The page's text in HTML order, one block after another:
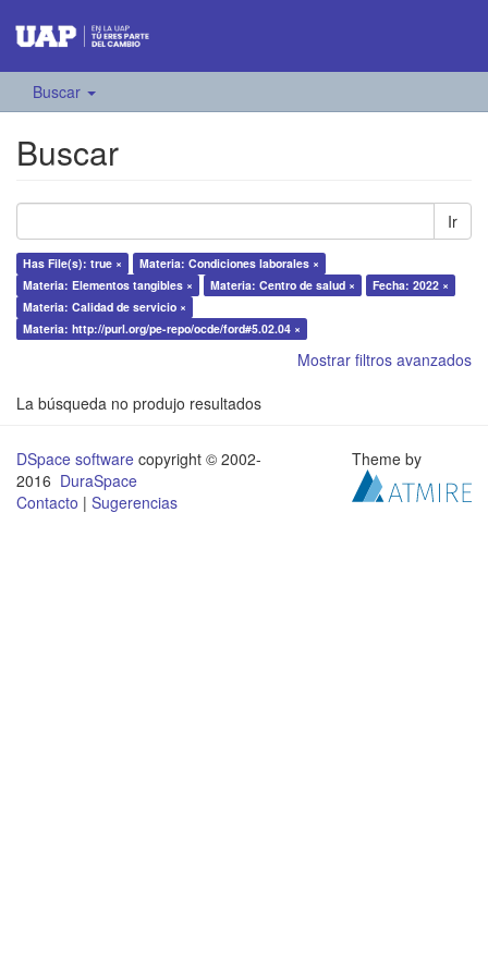
Buscar
Buscar
Ir
Has File(s): true ×
Materia: Condiciones laborales ×
Materia: Elementos tangibles ×
Materia: Centro de salud ×
Fecha: 2022 ×
Materia: Calidad de servicio ×
Materia: http://purl.org/pe-repo/ocde/ford#5.02.04 ×
Mostrar filtros avanzados
La búsqueda no produjo resultados
DSpace software copyright © 2002-
2016 DuraSpace
Contacto | Sugerencias
Theme by